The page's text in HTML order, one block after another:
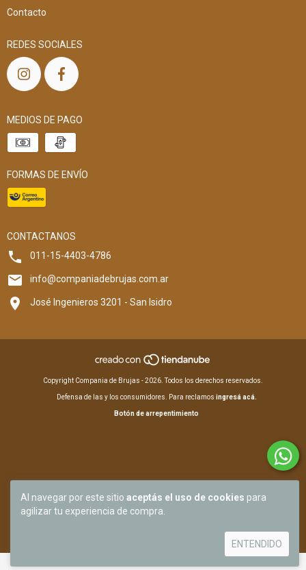
Al navegar por este sitio aceptás el uso de cookies para
agilizar tu experiencia de compra.
ENTENDIDO
Contacto
REDES SOCIALES
MEDIOS DE PAGO
FORMAS DE ENVÍO
CONTACTANOS
011-15-4403-4786
info@companiadebrujas.com.ar
José Ingenieros 3201 - San Isidro
Copyright Compania de Brujas - 2026. Todos los derechos reservados.
Defensa de las y los consumidores. Para reclamos ingresá acá.
Botón de arrepentimiento